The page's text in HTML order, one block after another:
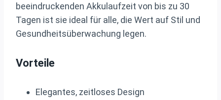
beeindruckenden Akkulaufzeit von bis zu 30
Tagen ist sie ideal für alle, die Wert auf Stil und
Gesundheitsüberwachung legen.
Vorteile
Elegantes, zeitloses Design